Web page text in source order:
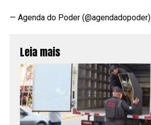
— Agenda do Poder (@agendadopoder)
Leia mais